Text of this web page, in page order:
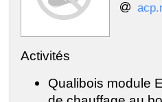
Activités
Qualibois module